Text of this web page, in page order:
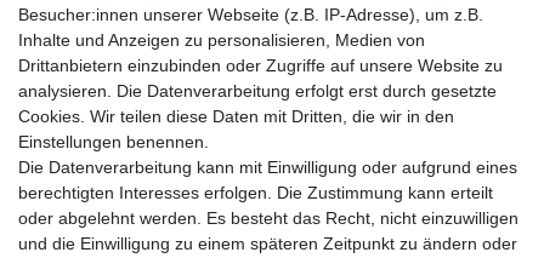
Social Media
Zahlungsarten
Besucher:innen unserer Webseite (z.B. IP-Adresse), um z.B.
Inhalte und Anzeigen zu personalisieren, Medien von
Drittanbietern einzubinden oder Zugriffe auf unsere Website zu
analysieren. Die Datenverarbeitung erfolgt erst durch gesetzte
Cookies. Wir teilen diese Daten mit Dritten, die wir in den
Einstellungen benennen.
Die Datenverarbeitung kann mit Einwilligung oder aufgrund eines
berechtigten Interesses erfolgen. Die Zustimmung kann erteilt
oder abgelehnt werden. Es besteht das Recht, nicht einzuwilligen
und die Einwilligung zu einem späteren Zeitpunkt zu ändern oder